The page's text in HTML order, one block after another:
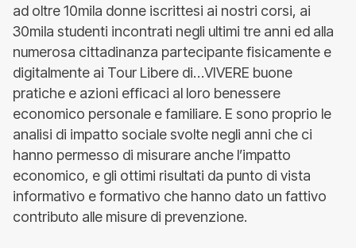
ad oltre 10mila donne iscrittesi ai nostri corsi, ai
30mila studenti incontrati negli ultimi tre anni ed alla
numerosa cittadinanza partecipante fisicamente e
digitalmente ai Tour Libere di…VIVERE buone
pratiche e azioni efficaci al loro benessere
economico personale e familiare. E sono proprio le
analisi di impatto sociale svolte negli anni che ci
hanno permesso di misurare anche l’impatto
economico, e gli ottimi risultati da punto di vista
informativo e formativo che hanno dato un fattivo
contributo alle misure di prevenzione.